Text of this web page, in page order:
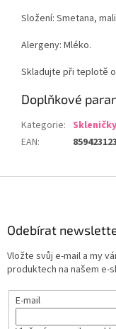
Složení: Smetana,
Alergeny: Mléko.
Skladujte při teplotě
Doplňkové
Kategorie: Skleničky
EAN:
Odebírat
Vložte svůj e-mail a my
produktech na našem e-
E-mail